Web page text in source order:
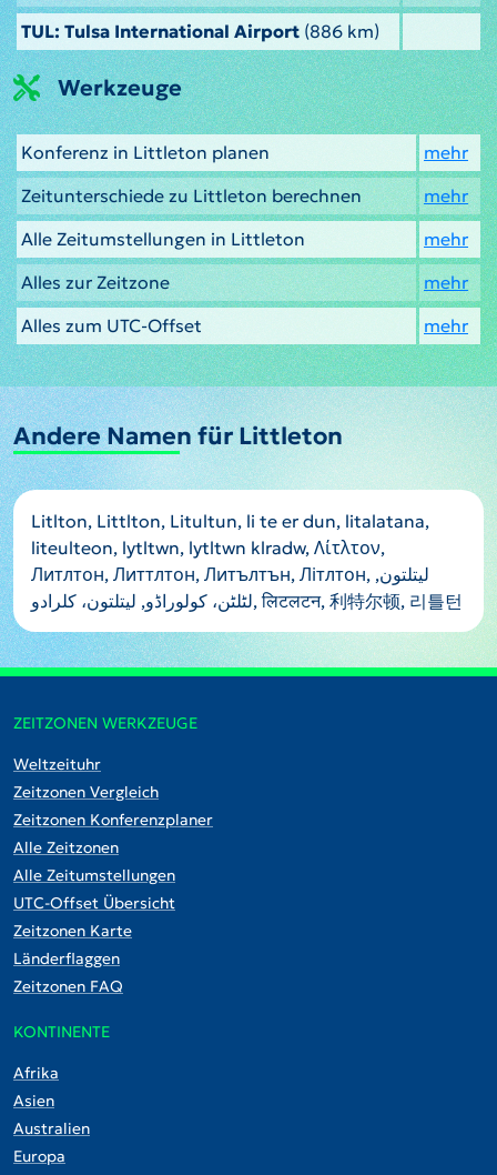
TUL: Tulsa International Airport (886 km)
Werkzeuge
Konferenz in Littleton planen
mehr
Zeitunterschiede zu Littleton berechnen
mehr
Alle Zeitumstellungen in Littleton
mehr
Alles zur Zeitzone
mehr
Alles zum UTC-Offset
mehr
Andere Namen für Littleton
Litlton, Littlton, Litultun, li te er dun, litalatana,
liteulteon, lytltwn, lytltwn klradw, Λίτλτον,
Литлтон, Литтлтон, Литълтън, Літлтон, ليتلتون,
لٹلٹن، کولوراڈو, لیتلتون، کلرادو, लिटलटन, 利特尔顿, 리틀턴
ZEITZONEN WERKZEUGE
Weltzeituhr
Zeitzonen Vergleich
Zeitzonen Konferenzplaner
Alle Zeitzonen
Alle Zeitumstellungen
UTC-Offset Übersicht
Zeitzonen Karte
Länderflaggen
Zeitzonen FAQ
KONTINENTE
Afrika
Asien
Australien
Europa